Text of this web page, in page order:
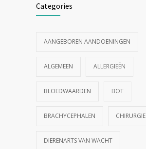
Categories
AANGEBOREN AANDOENINGEN
ALGEMEEN ALLERGIEËN
BLOEDWAARDEN BOT
BRACHYCEPHALEN CHIRURGIE
DIERENARTS VAN WACHT